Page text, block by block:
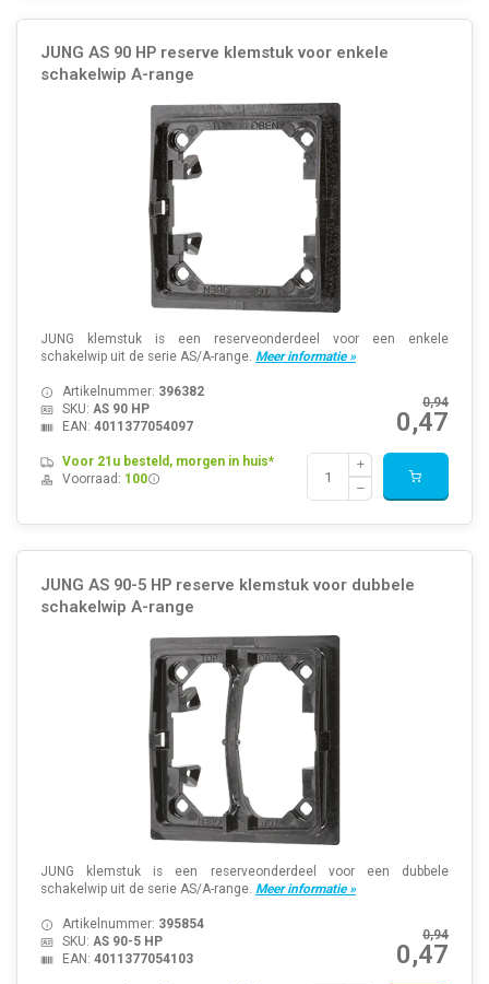
JUNG AS 90 HP reserve klemstuk voor enkele
schakelwip A-range
JUNG klemstuk is een reserveonderdeel voor een enkele
schakelwip uit de serie AS/A-range. Meer informatie »
0,94
0,47
Artikelnummer: 396382
SKU: AS 90 HP
EAN: 4011377054097
Voor 21u besteld, morgen in huis*
Voorraad: 100
JUNG AS 90-5 HP reserve klemstuk voor dubbele
schakelwip A-range
JUNG klemstuk is een reserveonderdeel voor een dubbele
schakelwip uit de serie AS/A-range. Meer informatie »
0,94
0,47
Artikelnummer: 395854
SKU: AS 90-5 HP
EAN: 4011377054103